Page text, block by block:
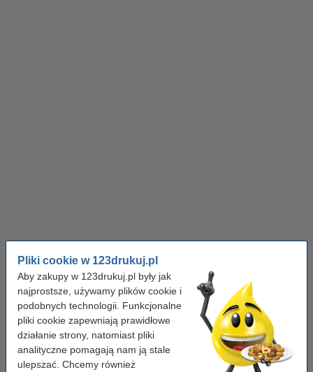
Pliki cookie w 123drukuj.pl
Aby zakupy w 123drukuj.pl były jak
najprostsze, używamy plików cookie i
podobnych technologii. Funkcjonalne
pliki cookie zapewniają prawidłowe
działanie strony, natomiast pliki
analityczne pomagają nam ją stale
ulepszać. Chcemy również
Tusze do drukarek
Jakie czynniki przemawiają za
wyborem marki własnej?